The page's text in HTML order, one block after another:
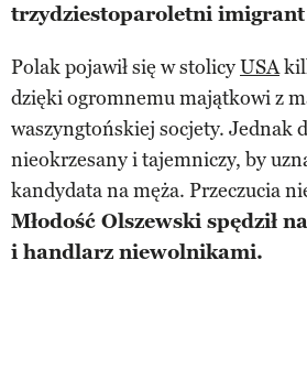
trzydziestoparoletni imigrant
Polak pojawił się w stolicyUSA
dzięki ogromnemu majątkowi z
waszyngtońskiej socjety. Jednak
nieokrzesany i tajemniczy, by
kandydata na męża. Przeczucia
Młodość Olszewski spędził
i handlarz niewolnikami.